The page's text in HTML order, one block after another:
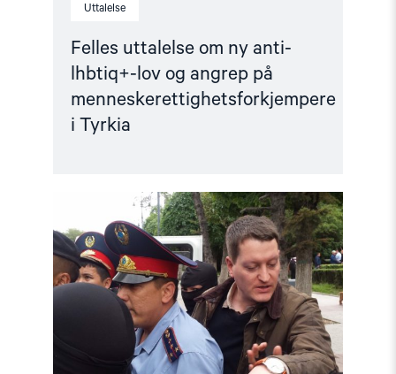
Uttalelse
Felles uttalelse om ny anti-
lhbtiq+-lov og angrep på
menneskerettighetsforkjempere
i Tyrkia
Read
article
"Årsrapport:
Status
for
menneskerettighetene
i
2019"